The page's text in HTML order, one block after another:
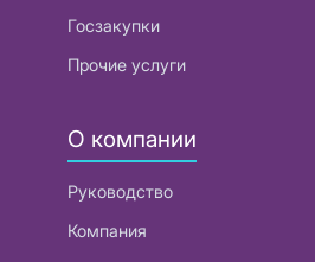
Госзакупки
Прочие услуги
О компании
Руководство
Компания